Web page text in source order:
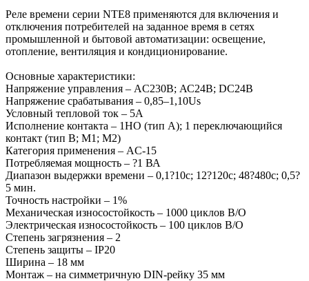
Реле времени серии NTE8 применяются для включения и
отключения потребителей на заданное время в сетях
промышленной и бытовой автоматизации: освещение,
отопление, вентиляция и кондиционирование.
Основные характеристики:
Напряжение управления – AC230В; АС24В; DC24В
Напряжение срабатывания – 0,85–1,10Us
Условный тепловой ток – 5А
Исполнение контакта – 1НО (тип А); 1 переключающийся
контакт (тип В; М1; М2)
Категория применения – AC-15
Потребляемая мощность – ?1 ВА
Диапазон выдержки времени – 0,1?10с; 12?120с; 48?480с; 0,5?
5 мин.
Точность настройки – 1%
Механическая износостойкость – 1000 циклов В/О
Электрическая износостойкость – 100 циклов В/О
Степень загрязнения – 2
Степень защиты – IP20
Ширина – 18 мм
Монтаж – на симметричную DIN-рейку 35 мм